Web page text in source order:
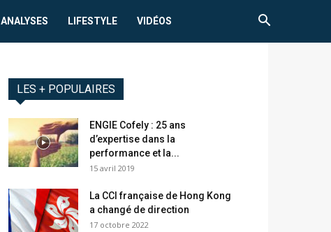
ANALYSES LIFESTYLE VIDÉOS
LES + POPULAIRES
ENGIE Cofely : 25 ans
d’expertise dans la
performance et la...
15 avril 2019
La CCI française de Hong Kong
a changé de direction
17 octobre 2022